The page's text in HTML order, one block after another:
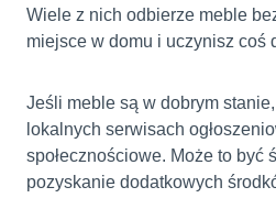
Wiele z nich odbierze meble
miejsce w domu i uczynisz coś
Jeśli meble są w dobrym
lokalnych serwisach
społecznościowe. Może to być
pozyskanie dodatkowych